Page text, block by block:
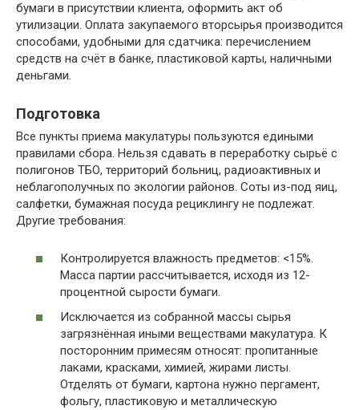
бумаги в присутствии клиента, оформить акт об
утилизации. Оплата закупаемого вторсырья производится
способами, удобными для сдатчика: перечислением
средств на счёт в банке, пластиковой карты, наличными
деньгами.
Подготовка
Все пункты приема макулатуры пользуются едиными
правилами сбора. Нельзя сдавать в переработку сырьё с
полигонов ТБО, территорий больниц, радиоактивных и
неблагополучных по экологии районов. Соты из-под яиц,
салфетки, бумажная посуда рециклингу не подлежат.
Другие требования:
Контролируется влажность предметов: <15%.
Масса партии рассчитывается, исходя из 12-
процентной сырости бумаги.
Исключается из собранной массы сырья
загрязнённая иными веществами макулатура. К
посторонним примесям относят: пропитанные
лаками, красками, химией, жирами листы.
Отделять от бумаги, картона нужно пергамент,
фольгу, пластиковую и металлическую